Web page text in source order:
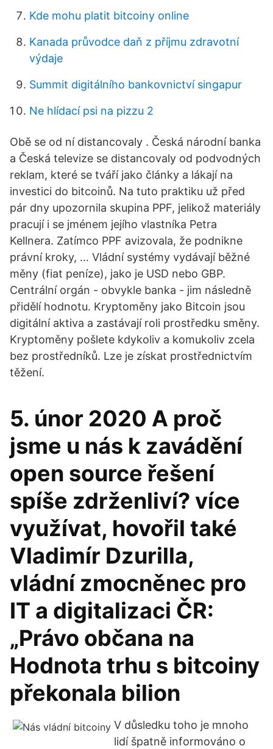
Kde mohu platit bitcoiny online
Kanada průvodce daň z příjmu zdravotní
výdaje
Summit digitálního bankovnictví singapur
Ne hlídací psi na pizzu 2
Obě se od ní distancovaly . Česká národní banka
a Česká televize se distancovaly od podvodných
reklam, které se tváří jako články a lákají na
investici do bitcoinů. Na tuto praktiku už před
pár dny upozornila skupina PPF, jelikož materiály
pracují i se jménem jejího vlastníka Petra
Kellnera. Zatímco PPF avizovala, že podnikne
právní kroky, … Vládní systémy vydávají běžné
měny (fiat peníze), jako je USD nebo GBP.
Centrální orgán - obvykle banka - jim následně
přidělí hodnotu. Kryptoměny jako Bitcoin jsou
digitální aktiva a zastávají roli prostředku směny.
Kryptoměny pošlete kdykoliv a komukoliv zcela
bez prostředníků. Lze je získat prostřednictvím
těžení.
5. únor 2020 A proč
jsme u nás k zavádění
open source řešení
spíše zdrženliví? více
využívat, hovořil také
Vladimír Dzurilla,
vládní zmocněnec pro
IT a digitalizaci ČR:
„Právo občana na
Hodnota trhu s bitcoiny
překonala bilion
V důsledku toho je mnoho
lidí špatně informováno o